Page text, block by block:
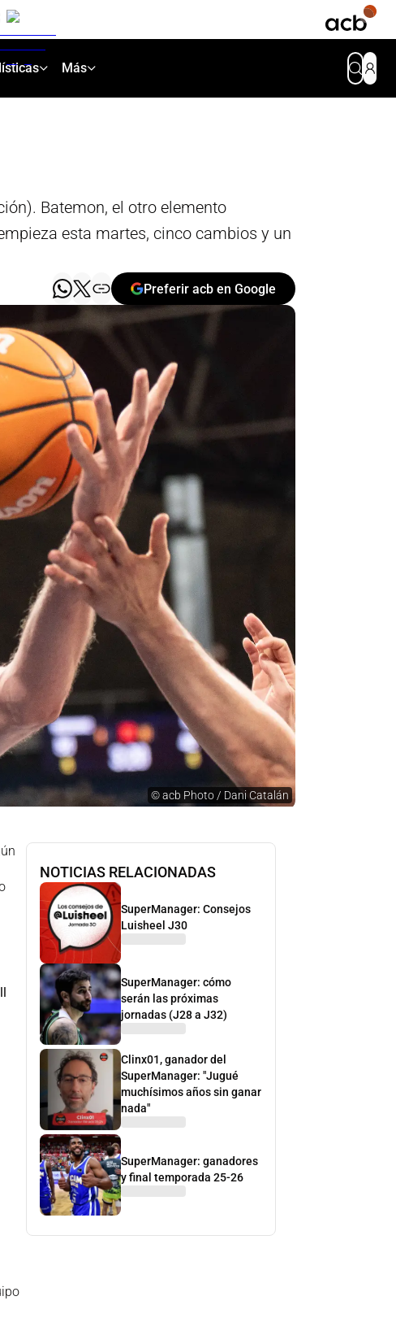
Más
Batemon, el otro elemento
esta martes, cinco cambios y un
Preferir acb en Google
©acb Photo / Dani Catalán
NOTICIAS RELACIONADAS
SuperManager: Consejos
Luisheel J30
SuperManager: cómo
serán las próximas
jornadas (J28 a J32)
Clinx01, ganador del
SuperManager: "Jugué
muchísimos años sin ganar
nada"
SuperManager: ganadores
y final temporada 25-26